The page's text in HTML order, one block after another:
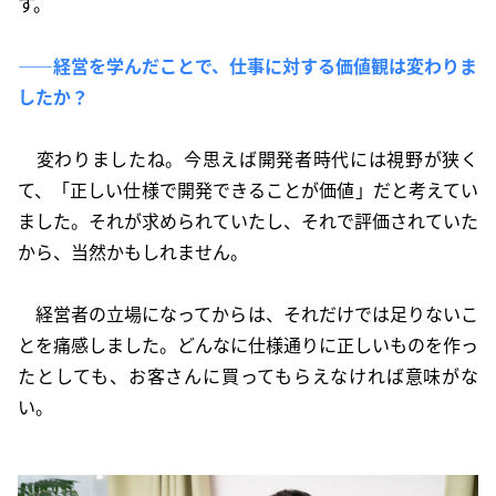
――経営を学んだことで、仕事に対する価値観は変わりま
したか？
変わりましたね。今思えば開発者時代には視野が狭く
て、「正しい仕様で開発できることが価値」だと考えてい
ました。それが求められていたし、それで評価されていた
から、当然かもしれません。
経営者の立場になってからは、それだけでは足りないこ
とを痛感しました。どんなに仕様通りに正しいものを作っ
たとしても、お客さんに買ってもらえなければ意味がな
い。